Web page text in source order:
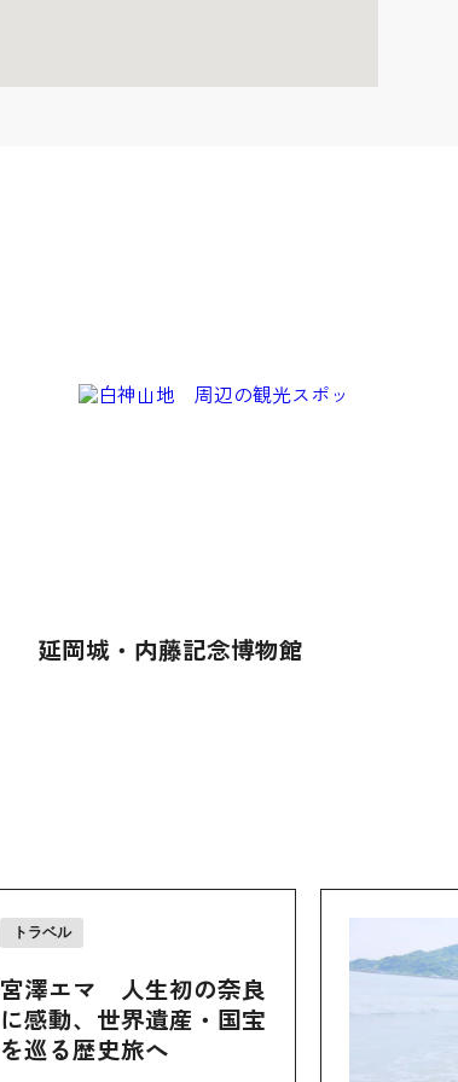
延岡城・内藤記念博物館
トラベル
宮澤エマ 人生初の奈良
に感動、世界遺産・国宝
を巡る歴史旅へ